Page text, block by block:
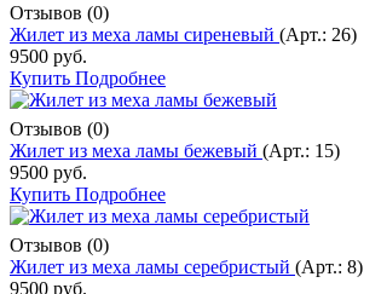
Отзывов (0)
Жилет из меха ламы сиреневый (Арт.: 26)
9500 руб.
Купить Подробнее
Отзывов (0)
Жилет из меха ламы бежевый (Арт.: 15)
9500 руб.
Купить Подробнее
Отзывов (0)
Жилет из меха ламы серебристый (Арт.: 8)
9500 руб.